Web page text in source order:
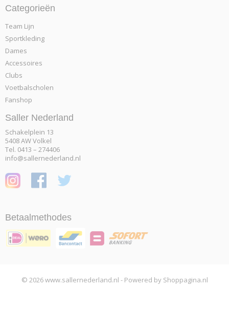
Categorieën
Team Lijn
Sportkleding
Dames
Accessoires
Clubs
Voetbalscholen
Fanshop
Saller Nederland
Schakelplein 13
5408 AW Volkel
Tel. 0413 – 274406
info@sallernederland.nl
Betaalmethodes
© 2026 www.sallernederland.nl - Powered by Shoppagina.nl